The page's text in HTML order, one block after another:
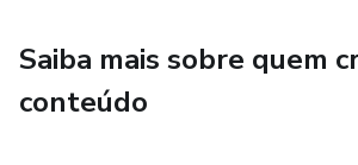
Saiba mais sobre quem
conteúdo